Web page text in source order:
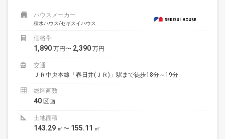
ハウスメーカー
積水ハウス/セキスイハウス
価格帯
1,890 万円〜 2,390 万円
交通
ＪＲ中央本線「春日井(ＪＲ)」駅まで徒歩18分～19分
総区画数
40 区画
土地面積
143.29 ㎡〜 155.11 ㎡